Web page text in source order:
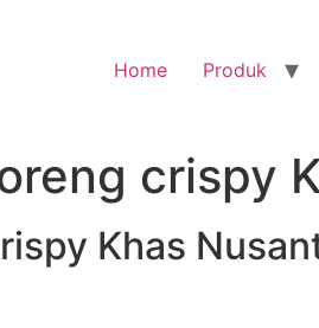
Home Produk
crispy
Khas